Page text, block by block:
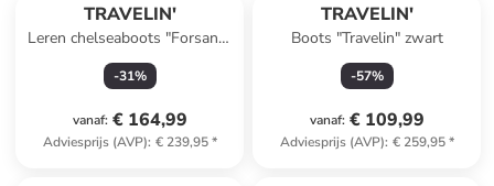
TRAVELIN'
Leren chelseaboots "Forsand"
zwart
-31%
vanaf: € 164,99
Adviesprijs (AVP): € 239,95*
TRAVELIN'
Boots "Travelin" zwart
-57%
vanaf: € 109,99
Adviesprijs (AVP): € 259,95*